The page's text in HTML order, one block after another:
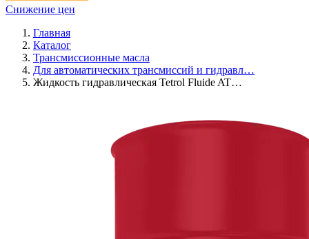
Снижение цен
Главная
Каталог
Трансмиссионные масла
Для автоматических трансмиссий и гидравл…
Жидкость гидравлическая Tetrol Fluide AT…